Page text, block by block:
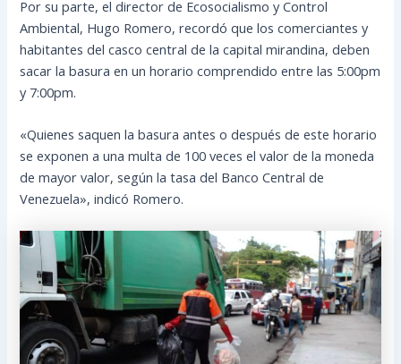
Por su parte, el director de Ecosocialismo y Control
Ambiental, Hugo Romero, recordó que los comerciantes y
habitantes del casco central de la capital mirandina, deben
sacar la basura en un horario comprendido entre las 5:00pm
y 7:00pm.
«Quienes saquen la basura antes o después de este horario
se exponen a una multa de 100 veces el valor de la moneda
de mayor valor, según la tasa del Banco Central de
Venezuela», indicó Romero.